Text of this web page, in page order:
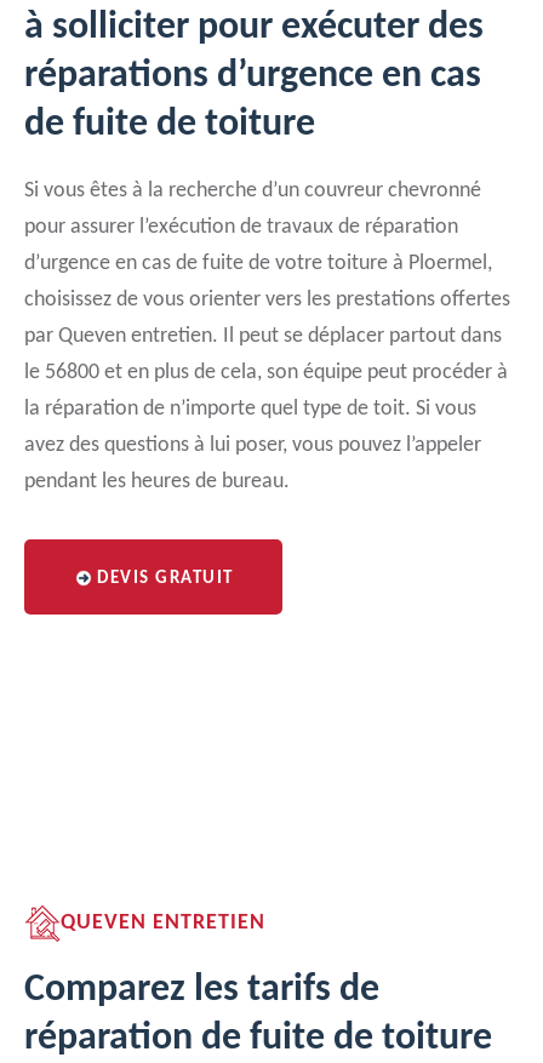
à solliciter pour exécuter des
réparations d’urgence en cas
de fuite de toiture
Si vous êtes à la recherche d’un couvreur chevronné
pour assurer l’exécution de travaux de réparation
d’urgence en cas de fuite de votre toiture à Ploermel,
choisissez de vous orienter vers les prestations offertes
par Queven entretien. Il peut se déplacer partout dans
le 56800 et en plus de cela, son équipe peut procéder à
la réparation de n’importe quel type de toit. Si vous
avez des questions à lui poser, vous pouvez l’appeler
pendant les heures de bureau.
DEVIS GRATUIT
QUEVEN ENTRETIEN
Comparez les tarifs de
réparation de fuite de toiture